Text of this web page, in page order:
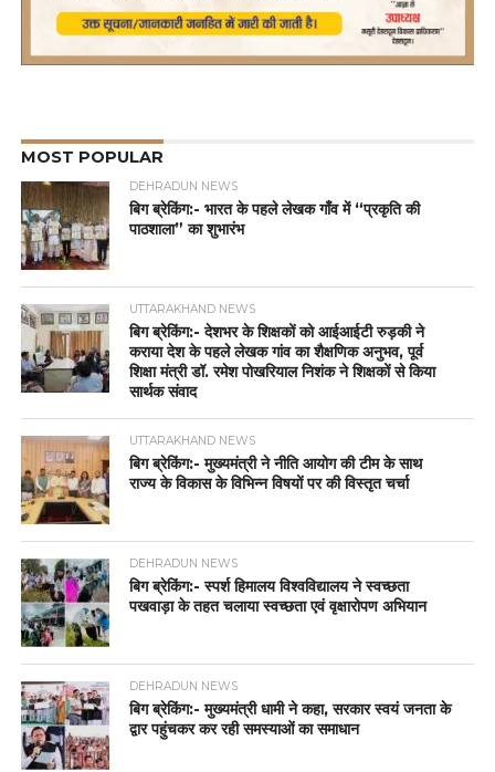
MOST POPULAR
DEHRADUN NEWS
बिग ब्रेकिंग:- भारत के पहले लेखक गाँव में “प्रकृति की
पाठशाला” का शुभारंभ
UTTARAKHAND NEWS
बिग ब्रेकिंग:- देशभर के शिक्षकों को आईआईटी रुड़की ने
कराया देश के पहले लेखक गांव का शैक्षणिक अनुभव, पूर्व
शिक्षा मंत्री डॉ. रमेश पोखरियाल निशंक ने शिक्षकों से किया
सार्थक संवाद
UTTARAKHAND NEWS
बिग ब्रेकिंग:- मुख्यमंत्री ने नीति आयोग की टीम के साथ
राज्य के विकास के विभिन्न विषयों पर की विस्तृत चर्चा
DEHRADUN NEWS
बिग ब्रेकिंग:- स्पर्श हिमालय विश्वविद्यालय ने स्वच्छता
पखवाड़ा के तहत चलाया स्वच्छता एवं वृक्षारोपण अभियान
DEHRADUN NEWS
बिग ब्रेकिंग:- मुख्यमंत्री धामी ने कहा, सरकार स्वयं जनता के
द्वार पहुंचकर कर रही समस्याओं का समाधान